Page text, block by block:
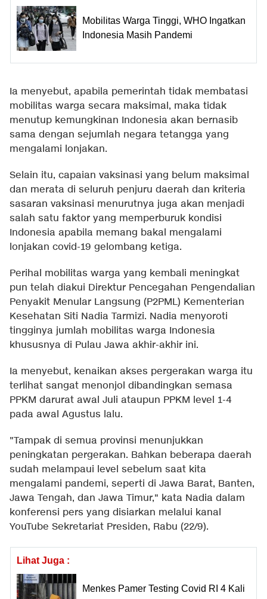
Mobilitas Warga Tinggi, WHO Ingatkan
Indonesia Masih Pandemi
Ia menyebut, apabila pemerintah tidak membatasi
mobilitas warga secara maksimal, maka tidak
menutup kemungkinan Indonesia akan bernasib
sama dengan sejumlah negara tetangga yang
mengalami lonjakan.
Selain itu, capaian vaksinasi yang belum maksimal
dan merata di seluruh penjuru daerah dan kriteria
sasaran vaksinasi menurutnya juga akan menjadi
salah satu faktor yang memperburuk kondisi
Indonesia apabila memang bakal mengalami
lonjakan covid-19 gelombang ketiga.
Perihal mobilitas warga yang kembali meningkat
pun telah diakui Direktur Pencegahan Pengendalian
Penyakit Menular Langsung (P2PML) Kementerian
Kesehatan Siti Nadia Tarmizi. Nadia menyoroti
tingginya jumlah mobilitas warga Indonesia
khususnya di Pulau Jawa akhir-akhir ini.
Ia menyebut, kenaikan akses pergerakan warga itu
terlihat sangat menonjol dibandingkan semasa
PPKM darurat awal Juli ataupun PPKM level 1-4
pada awal Agustus lalu.
"Tampak di semua provinsi menunjukkan
peningkatan pergerakan. Bahkan beberapa daerah
sudah melampaui level sebelum saat kita
mengalami pandemi, seperti di Jawa Barat, Banten,
Jawa Tengah, dan Jawa Timur," kata Nadia dalam
konferensi pers yang disiarkan melalui kanal
YouTube Sekretariat Presiden, Rabu (22/9).
Lihat Juga :
Menkes Pamer Testing Covid RI 4 Kali